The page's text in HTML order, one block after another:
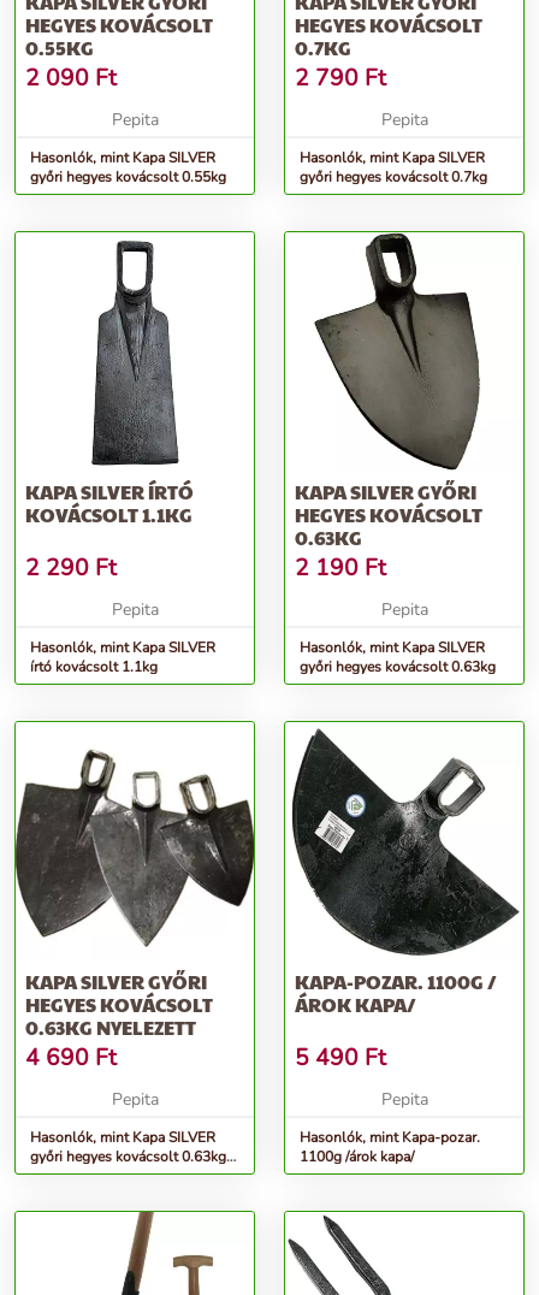
HEGYES KOVÁCSOLT
0.55KG
2 090 Ft
Pepita
Hasonlók, mint Kapa SILVER
győri hegyes kovácsolt 0.55kg
HEGYES KOVÁCSOLT
0.7KG
2 790 Ft
Pepita
Hasonlók, mint Kapa SILVER
győri hegyes kovácsolt 0.7kg
KAPA SILVER ÍRTÓ
KOVÁCSOLT 1.1KG
2 290 Ft
Pepita
Hasonlók, mint Kapa SILVER
írtó kovácsolt 1.1kg
KAPA SILVER GYŐRI
HEGYES KOVÁCSOLT
0.63KG
2 190 Ft
Pepita
Hasonlók, mint Kapa SILVER
győri hegyes kovácsolt 0.63kg
KAPA SILVER GYŐRI
HEGYES KOVÁCSOLT
0.63KG NYELEZETT
4 690 Ft
Pepita
Hasonlók, mint Kapa SILVER
győri hegyes kovácsolt 0.63kg
NYELEZETT
KAPA-POZAR. 1100G /
ÁROK KAPA/
5 490 Ft
Pepita
Hasonlók, mint Kapa-pozar.
1100g /árok kapa/